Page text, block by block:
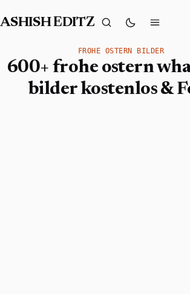
ASHISH EDITZ
FROHE OSTERN BILDER
600+ frohe ostern
bilder kostenlos &